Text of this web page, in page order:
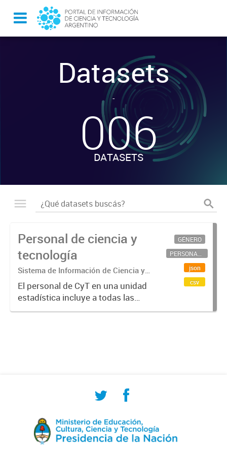
Datasets
-
006
DATASETS
Personal de ciencia y
tecnología
Sistema de Información de Ciencia y
Tecnología Argentino (SICYTAR)
El personal de CyT en una unidad
estadística incluye a todas las
personas involucradas
GÉNERO
PERSONAL CIENTÍFICO-TECNOLÓGICO
json
csv